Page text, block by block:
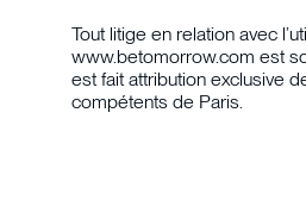
Tout litige en relation avec
www.betomorrow.com est
est fait attribution exclusive
compétents de Paris.